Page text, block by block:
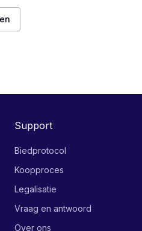
Support
Biedprotocol
Koopproces
Legalisatie
Vraag en antwoord
Over ons